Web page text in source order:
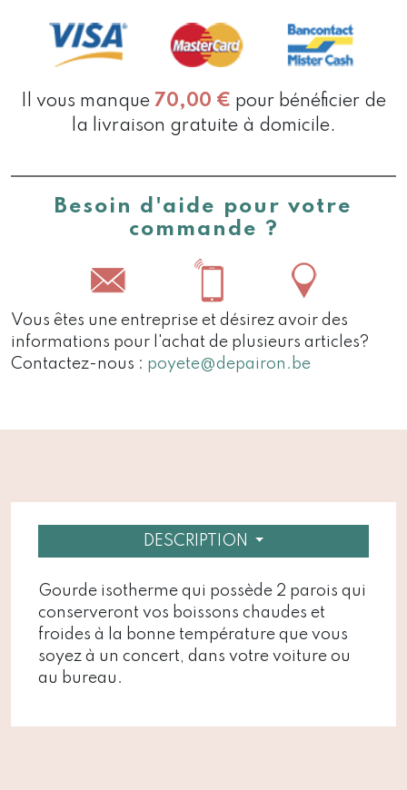
Il vous manque 70,00 € pour bénéficier de
la livraison gratuite à domicile.
Besoin d'aide pour votre
commande ?
Vous êtes une entreprise et désirez avoir des
informations pour l'achat de plusieurs articles?
Contactez-nous : poyete@depairon.be
DESCRIPTION
Gourde isotherme qui possède 2 parois qui
conserveront vos boissons chaudes et
froides à la bonne température que vous
soyez à un concert, dans votre voiture ou
au bureau.